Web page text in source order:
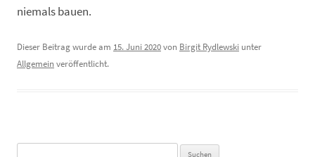
niemals bauen.
Dieser Beitrag wurde am 15. Juni 2020von Birgit Rydlewski unter
Allgemein veröffentlicht.